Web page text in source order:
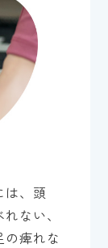
は、頭
ない、
の痺れな